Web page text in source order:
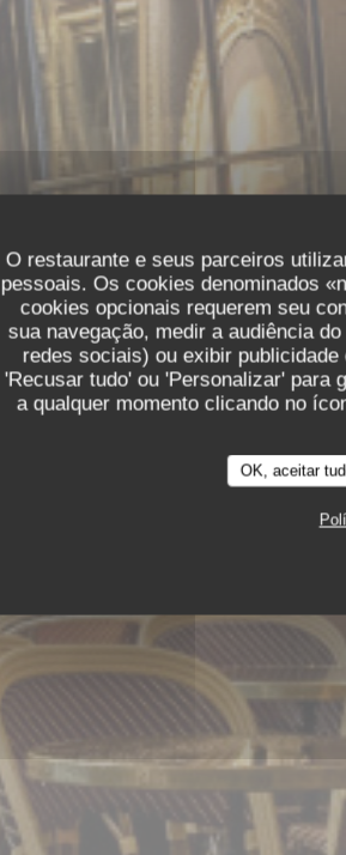
O restaurante e seus parceiros
pessoais. Os cookies denominados
cookies opcionais requerem seu
sua navegação, medir a audiência
redes sociais) ou exibir
'Recusar tudo' ou 'Personalizar' para
a qualquer momento clicando no
OK, aceitar
RESTAURANT – CAFÉ –